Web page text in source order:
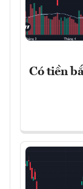
Có tiền